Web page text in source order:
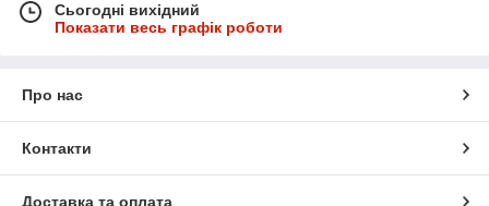
Сьогодні вихідний
Показати весь графік роботи
Про нас
Контакти
Доставка та оплата